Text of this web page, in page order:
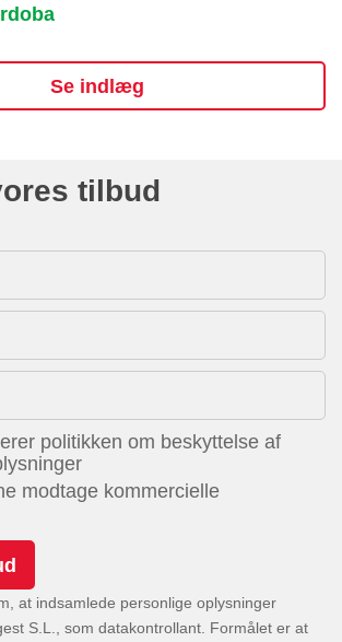
Se indlæg
tilbud
politikken om beskyttelse af
modtage kommercielle
at indsamlede personlige oplysninger
S.L., som datakontrollant. Formålet er at